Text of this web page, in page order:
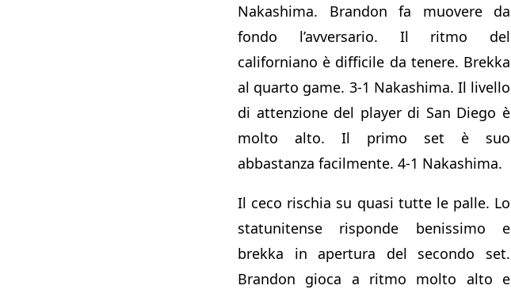
Nakashima. Brandon fa muovere da
fondo l’avversario. Il ritmo del
californiano è difficile da tenere. Brekka
al quarto game. 3-1 Nakashima. Il livello
di attenzione del player di San Diego è
molto alto. Il primo set è suo
abbastanza facilmente. 4-1 Nakashima.
Il ceco rischia su quasi tutte le palle. Lo
statunitense risponde benissimo e
brekka in apertura del secondo set.
Brandon gioca a ritmo molto alto e